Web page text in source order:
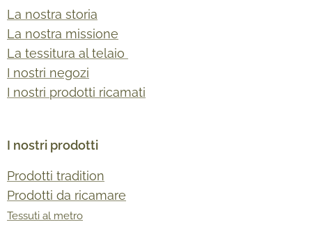
La nostra storia
La nostra missione
La tessitura al telaio
I nostri negozi
I nostri prodotti ricamati
I nostri prodotti
Prodotti tradition
Prodotti da ricamare
Tessuti al metro